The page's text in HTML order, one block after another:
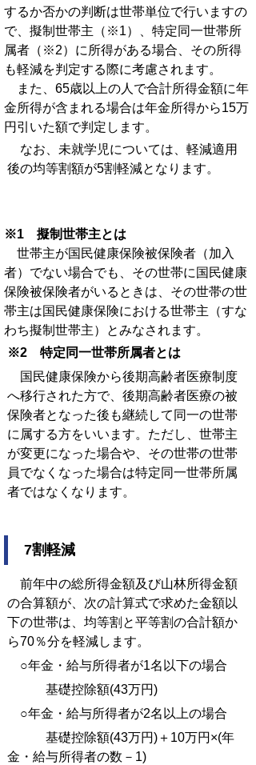
するか否かの判断は世帯単位で行いますの
で、擬制世帯主（※1）、特定同一世帯所
属者（※2）に所得がある場合、その所得
も軽減を判定する際に考慮されます。
また、65歳以上の人で合計所得金額に年
金所得が含まれる場合は年金所得から15万
円引いた額で判定します。
なお、未就学児については、軽減適用
後の均等割額が5割軽減となります。
※1 擬制世帯主とは
世帯主が国民健康保険被保険者（加入
者）でない場合でも、その世帯に国民健康
保険被保険者がいるときは、その世帯の世
帯主は国民健康保険における世帯主（すな
わち擬制世帯主）とみなされます。
※2 特定同一世帯所属者とは
国民健康保険から後期高齢者医療制度
へ移行された方で、後期高齢者医療の被
保険者となった後も継続して同一の世帯
に属する方をいいます。ただし、世帯主
が変更になった場合や、その世帯の世帯
員でなくなった場合は特定同一世帯所属
者ではなくなります。
7割軽減
前年中の総所得金額及び山林所得金額
の合算額が、次の計算式で求めた金額以
下の世帯は、均等割と平等割の合計額か
ら70％分を軽減します。
○年金・給与所得者が1名以下の場合
基礎控除額(43万円)
○年金・給与所得者が2名以上の場合
基礎控除額(43万円)＋10万円×(年
金・給与所得者の数－1)